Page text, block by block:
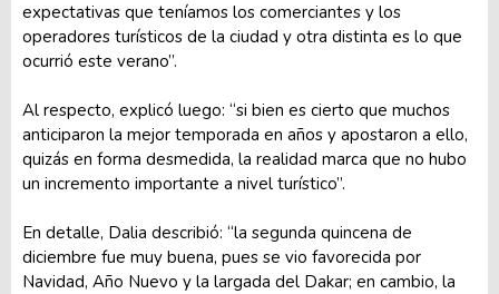
expectativas que teníamos los comerciantes y los
operadores turísticos de la ciudad y otra distinta es lo que
ocurrió este verano”.
Al respecto, explicó luego: “si bien es cierto que muchos
anticiparon la mejor temporada en años y apostaron a ello,
quizás en forma desmedida, la realidad marca que no hubo
un incremento importante a nivel turístico”.
En detalle, Dalia describió: “la segunda quincena de
diciembre fue muy buena, pues se vio favorecida por
Navidad, Año Nuevo y la largada del Dakar; en cambio, la